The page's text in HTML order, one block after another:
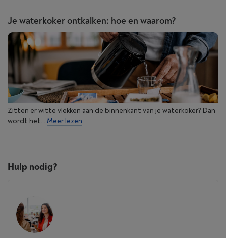
Je waterkoker ontkalken: hoe en waarom?
Zitten er witte vlekken aan de binnenkant van je waterkoker? Dan
wordt het... Meer lezen
Hulp nodig?